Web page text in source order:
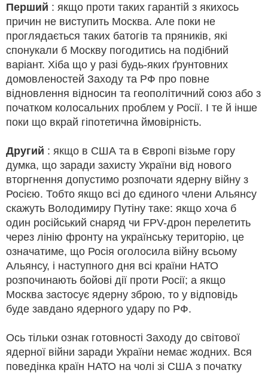
Перший : якщо проти таких гарантій з якихось
причин не виступить Москва. Але поки не
проглядається таких батогів та пряників, які
спонукали б Москву погодитись на подібний
варіант. Хіба що у разі будь-яких ґрунтовних
домовленостей Заходу та РФ про повне
відновлення відносин та геополітичний союз або з
початком колосальних проблем у Росії. І те й інше
поки що вкрай гіпотетична ймовірність.
Другий : якщо в США та в Європі візьме гору
думка, що заради захисту України від нового
вторгнення допустимо розпочати ядерну війну з
Росією. Тобто якщо всі до єдиного члени Альянсу
скажуть Володимиру Путіну таке: якщо хоча б
один російський снаряд чи FPV-дрон перелетить
через лінію фронту на українську територію, це
означатиме, що Росія оголосила війну всьому
Альянсу, і наступного дня всі країни НАТО
розпочинають бойові дії проти Росії; а якщо
Москва застосує ядерну зброю, то у відповідь
буде завдано ядерного удару по РФ.
Ось тільки ознак готовності Заходу до світової
ядерної війни заради України немає жодних. Вся
поведінка країн НАТО на чолі зі США з початку